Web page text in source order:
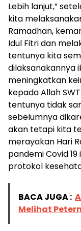
Lebih lanjut,”
kita
Ramadhan,
Idul Fitri dan
tentunya kita
dilaksanakannya
meningkatkan
kepada Allah
tentunya tidak
sebelumnya
akan tetapi kita
merayakan Hari
pandemi Covid
protokol
BACA JUGA :
Melihat